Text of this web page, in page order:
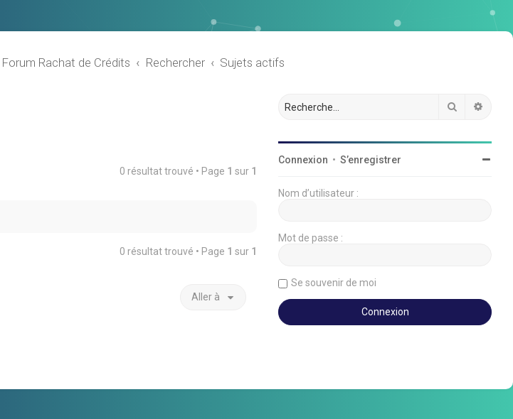
Forum Rachat de Crédits Rechercher Sujets actifs
0 résultat trouvé • Page 1 sur 1
0 résultat trouvé • Page 1 sur 1
Aller à
Rechercher
Connexion • S’enregistrer
Nom d’utilisateur :
Mot de passe :
Se souvenir de moi